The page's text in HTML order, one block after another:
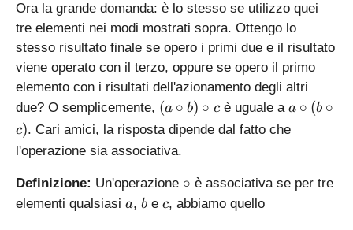
Ora la grande domanda: è lo stesso se utilizzo quei
tre elementi nei modi mostrati sopra. Ottengo lo
stesso risultato finale se opero i primi due e il risultato
viene operato con il terzo, oppure se opero il primo
elemento con i risultati dell'azionamento degli altri
due? O semplicemente, (
a
c
r
c
(a ∘ b) ∘ cè uguale a a
\
c
a ∘ (b ∘
c). Cari amici, la risposta dipende dal fatto che
l'operazione sia associativa.
Definizione: Un'operazione \
c
∘ è associativa se per tre
elementi qualsiasi a
a, b
b e c
c, abbiamo quello